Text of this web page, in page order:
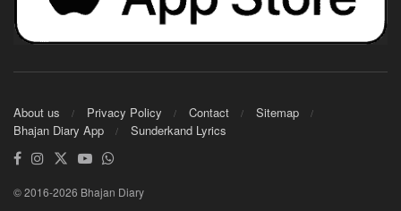
About us Privacy Policy Contact
Sitemap
Bhajan Diary App
Sunderkand Lyrics
© 2016-2026 Bhajan Diary